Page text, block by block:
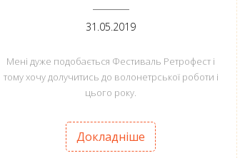
31.05.2019
Мені дуже подобається Фестиваль Ретрофест і
тому хочу долучитись до волонетрської роботи і
цього року.
Докладніше